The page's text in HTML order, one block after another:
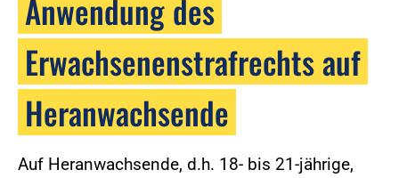
Anwendung des
Erwachsenenstrafrechts auf
Heranwachsende
Auf Heranwachsende, d.h. 18- bis 21-jährige,